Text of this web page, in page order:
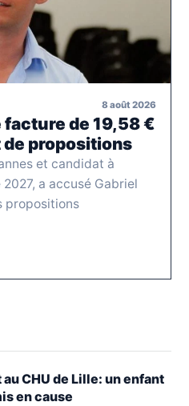
8 août 2026
de 19,58 €
propositions
et candidat à
a accusé Gabriel
propositions
CHU de Lille: un enfant
en cause